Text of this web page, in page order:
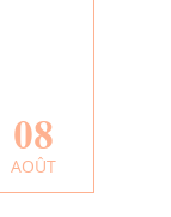
08
AOÛT